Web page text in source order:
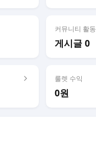
커뮤니티 활동
게시글 0
룰렛 수익
0원